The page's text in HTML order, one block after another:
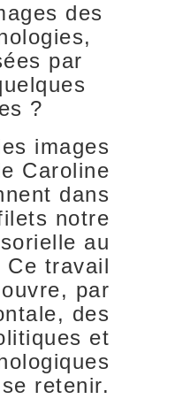
des
par
?
images
Caroline
dans
notre
au
Ce travail
par
des
et
retenir.